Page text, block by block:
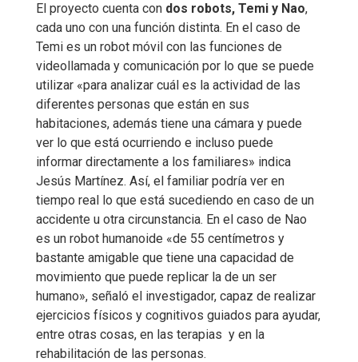
El proyecto cuenta con dos robots, Temi y Nao,
cada uno con una función distinta. En el caso de
Temi es un robot móvil con las funciones de
videollamada y comunicación por lo que se puede
utilizar «para analizar cuál es la actividad de las
diferentes personas que están en sus
habitaciones, además tiene una cámara y puede
ver lo que está ocurriendo e incluso puede
informar directamente a los familiares» indica
Jesús Martínez. Así, el familiar podría ver en
tiempo real lo que está sucediendo en caso de un
accidente u otra circunstancia. En el caso de Nao
es un robot humanoide «de 55 centímetros y
bastante amigable que tiene una capacidad de
movimiento que puede replicar la de un ser
humano», señaló el investigador, capaz de realizar
ejercicios físicos y cognitivos guiados para ayudar,
entre otras cosas, en las terapias y en la
rehabilitación de las personas.